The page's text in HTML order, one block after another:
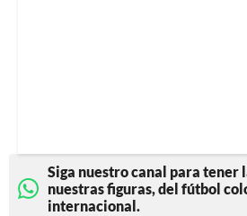
Siga nuestro canal para tener
nuestras figuras, del fútbol
internacional.